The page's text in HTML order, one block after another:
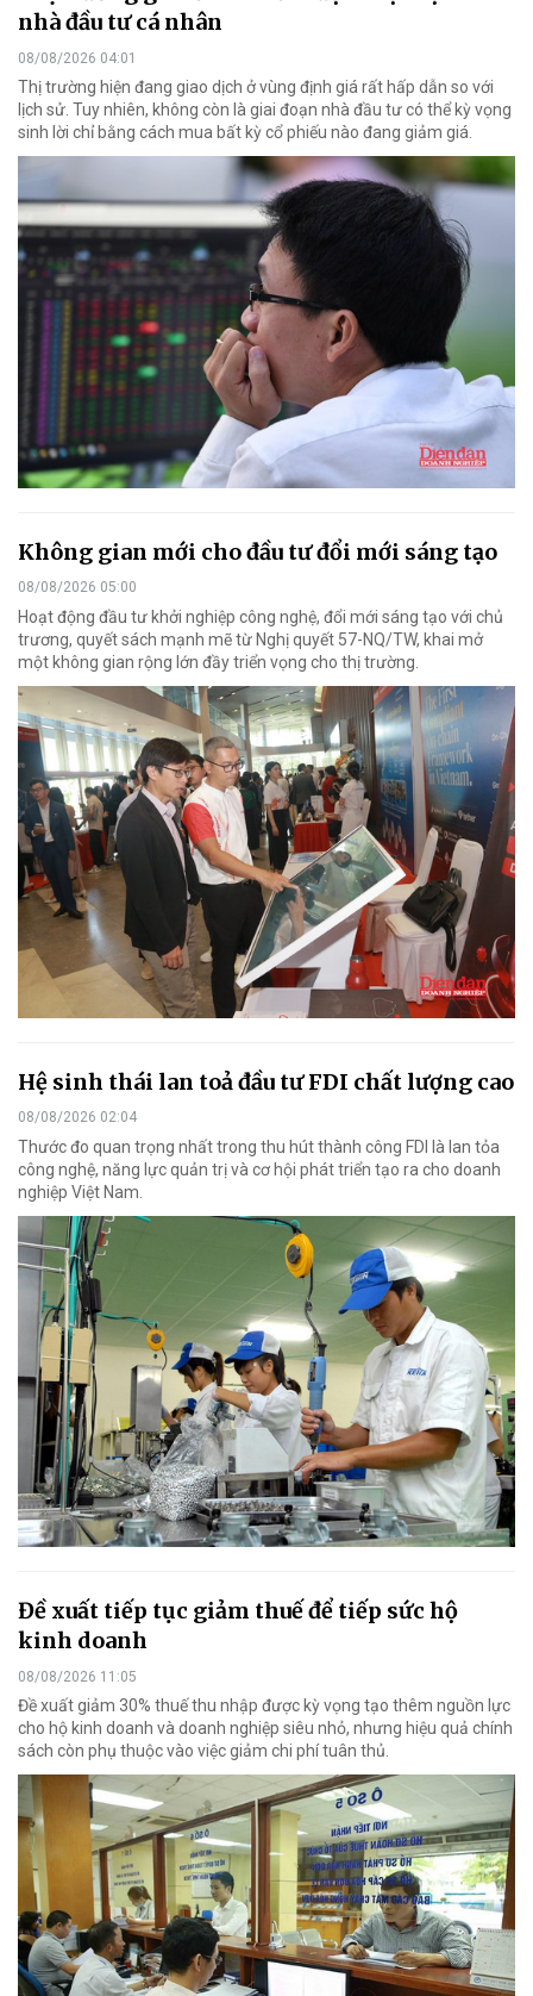
nhà đầu tư cá nhân
08/08/2026 04:01
Thị trường hiện đang giao dịch ở vùng định giá rất hấp dẫn so với
lịch sử. Tuy nhiên, không còn là giai đoạn nhà đầu tư có thể kỳ vọng
sinh lời chỉ bằng cách mua bất kỳ cổ phiếu nào đang giảm giá.
Không gian mới cho đầu tư đổi mới sáng tạo
08/08/2026 05:00
Hoạt động đầu tư khởi nghiệp công nghệ, đổi mới sáng tạo với chủ
trương, quyết sách mạnh mẽ từ Nghị quyết 57-NQ/TW, khai mở
một không gian rộng lớn đầy triển vọng cho thị trường.
Hệ sinh thái lan toả đầu tư FDI chất lượng cao
08/08/2026 02:04
Thước đo quan trọng nhất trong thu hút thành công FDI là lan tỏa
công nghệ, năng lực quản trị và cơ hội phát triển tạo ra cho doanh
nghiệp Việt Nam.
Đề xuất tiếp tục giảm thuế để tiếp sức hộ
kinh doanh
08/08/2026 11:05
Đề xuất giảm 30% thuế thu nhập được kỳ vọng tạo thêm nguồn lực
cho hộ kinh doanh và doanh nghiệp siêu nhỏ, nhưng hiệu quả chính
sách còn phụ thuộc vào việc giảm chi phí tuân thủ.